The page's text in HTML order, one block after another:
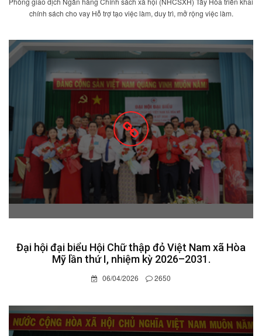
chính sách cho vay Hỗ trợ tạo việc làm, duy trì, mở rộng việc làm.
Đại hội đại biểu Hội Chữ thập đỏ Việt Nam xã Hòa
Mỹ lần thứ I, nhiệm kỳ 2026–2031.
06/04/2026 2650